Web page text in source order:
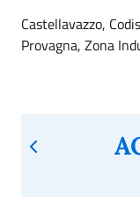
Castellavazzo,
Provagna, Zona